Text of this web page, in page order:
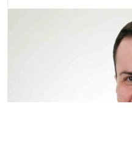
Гайворонский Андрей